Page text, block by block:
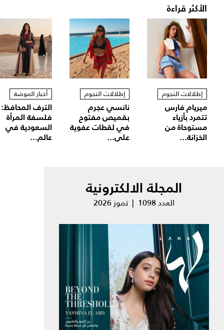
الأكثر قراءة
إطلالات النجوم
ميريام فارس
تتمرد بأزياء
مستوحاة من
الخزانة...
إطلالات النجوم
نانسي عجرم
بقميص مفتوح
في لقطات عفوية
على...
أخبار الموضة
الترف المحافظ:
فلسفة المرأة
السعودية في
عالم...
المجلة الالكترونية
العدد 1098 | تموز 2026